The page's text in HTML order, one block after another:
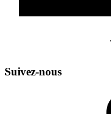
Suivez-nous